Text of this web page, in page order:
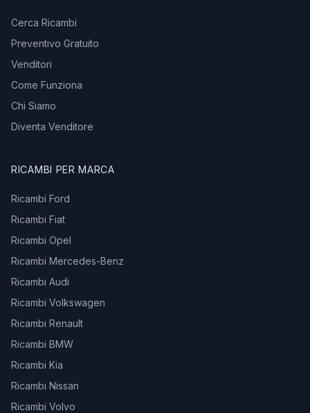
Cerca Ricambi
Preventivo Gratuito
Venditori
Come Funziona
Chi Siamo
Diventa Venditore
RICAMBI PER MARCA
Ricambi Ford
Ricambi Fiat
Ricambi Opel
Ricambi Mercedes-Benz
Ricambi Audi
Ricambi Volkswagen
Ricambi Renault
Ricambi BMW
Ricambi Kia
Ricambi Nissan
Ricambi Volvo